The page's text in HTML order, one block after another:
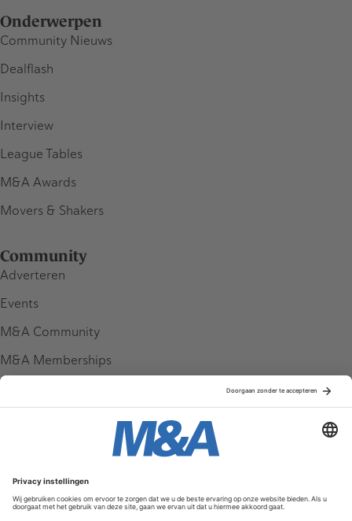
Onderwerpen
Community Nieuws
Dealflash
Insights
Interview
League Tables
M&A Awards
Movers & Shakers
Community
Adverteren
Events
M&A Community
M&A Memberships
Service & Contact
Contact